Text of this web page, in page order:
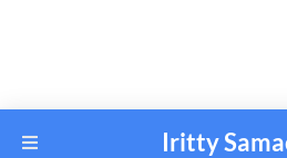
Iritty